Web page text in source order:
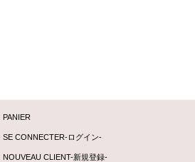
PANIER
SE CONNECTER-ログイン-
NOUVEAU CLIENT-新規登録-